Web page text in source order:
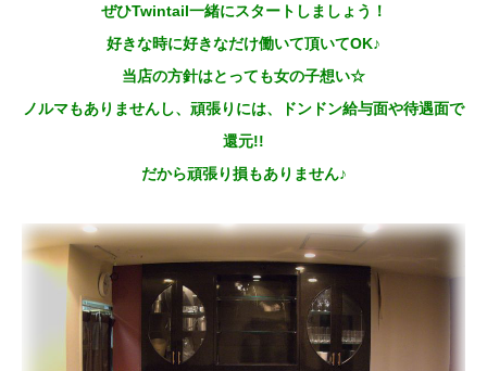
ぜひTwintail一緒にスタートしましょう！
好きな時に好きなだけ働いて頂いてOK♪
当店の方針はとっても女の子想い☆
ノルマもありませんし、頑張りには、ドンドン給与面や待遇面で
還元!!
だから頑張り損もありません♪